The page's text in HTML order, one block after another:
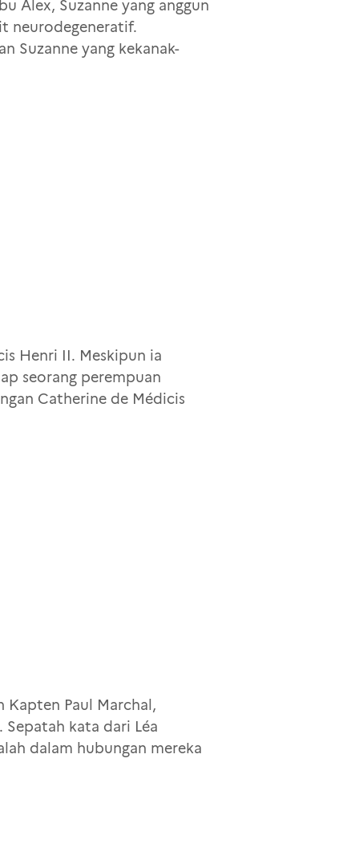
Alex, Suzanne yang anggun
neurodegeneratif.
Suzanne yang kekanak-
Henri II. Meskipun ia
seorang perempuan
Catherine de Médicis
Kapten Paul Marchal,
kata dari Léa
dalam hubungan mereka